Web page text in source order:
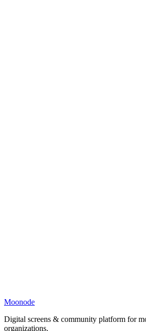
Moonode
Digital screens & community platform for
organizations.